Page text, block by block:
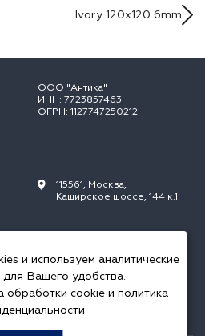
Ivory 120x120 6mm
ООО "Антика"
ИНН: 7723857463
ОГРН: 1127747250212
115561, Москва,
Каширское шоссе, 144 к.1
и используем аналитические
для Вашего удобства.
обработки cookieи политика